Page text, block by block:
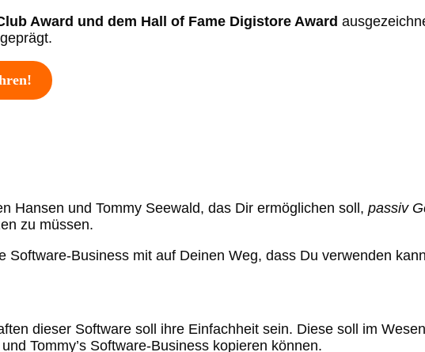
Award und dem Hall of Fame Digistore Award
Hansen und Tommy Seewald, das Dir ermöglichen soll, passiv
zu müssen.
Software-Business mit auf Deinen Weg, dass Du verwenden
dieser Software soll ihre Einfachheit sein. Diese soll im
Tommy’s Software-Business kopieren können.